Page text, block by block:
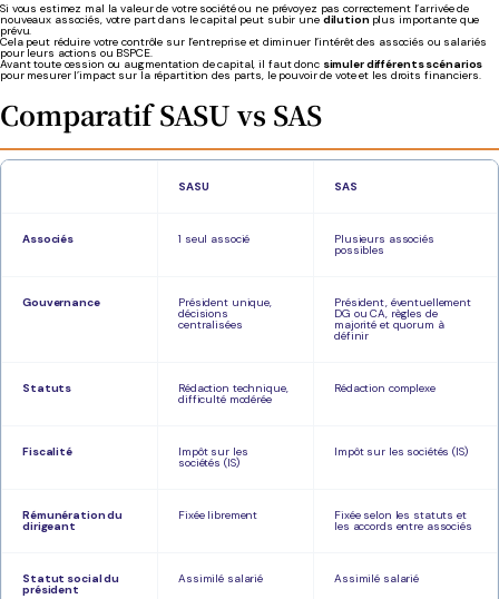
Si vous estimez mal la valeur de votre société ou ne prévoyez pas correctement l’arrivée de
nouveaux associés, votre part dans le capital peut subir une dilution plus importante que
prévu.
Cela peut réduire votre contrôle sur l’entreprise et diminuer l’intérêt des associés ou salariés
pour leurs actions ou BSPCE.
Avant toute cession ou augmentation de capital, il faut donc simuler différents scénarios
pour mesurer l’impact sur la répartition des parts, le pouvoir de vote et les droits financiers.
Comparatif SASU vs SAS
SASU SAS
Associés 1 seul associé Plusieurs associés
possibles
Gouvernance Président unique,
décisions
centralisées
Président, éventuellement
DG ou CA, règles de
majorité et quorum à
définir
Statuts Rédaction technique,
difficulté modérée
Rédaction complexe
Fiscalité Impôt sur les
sociétés (IS)
Impôt sur les sociétés (IS)
Rémunération du
dirigeant
Fixée librement Fixée selon les statuts et
les accords entre associés
Statut social du
président
Assimilé salarié Assimilé salarié